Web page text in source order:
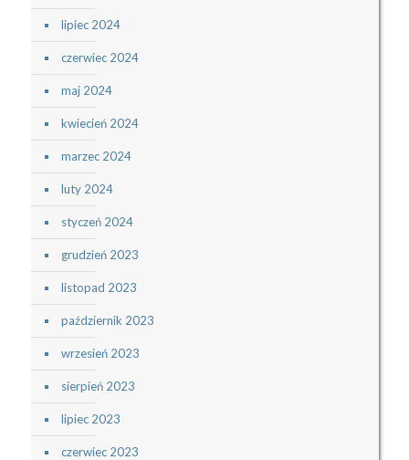
lipiec 2024
czerwiec 2024
maj 2024
kwiecień 2024
marzec 2024
luty 2024
styczeń 2024
grudzień 2023
listopad 2023
październik 2023
wrzesień 2023
sierpień 2023
lipiec 2023
czerwiec 2023